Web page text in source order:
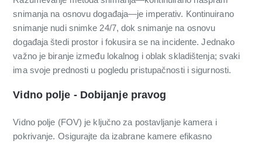
snimanja na osnovu događaja—je imperativ. Kontinuirano
snimanje nudi snimke 24/7, dok snimanje na osnovu
događaja štedi prostor i fokusira se na incidente. Jednako
važno je biranje između lokalnog i oblak skladištenja; svaki
ima svoje prednosti u pogledu pristupačnosti i sigurnosti.
Vidno polje - Dobijanje pravog
Vidno polje (FOV) je ključno za postavljanje kamera i
pokrivanje. Osigurajte da izabrane kamere efikasno